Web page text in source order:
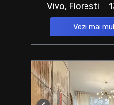
Vivo, Floresti
Vezi mai